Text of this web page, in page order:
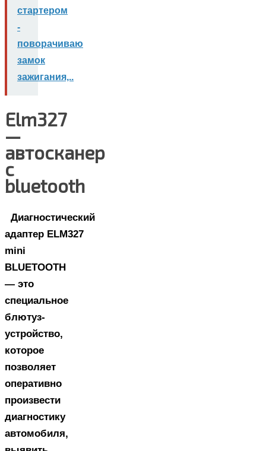
стартером
-
поворачиваю
замок
зажигания,..
Elm327
—
автосканер
с
bluetooth
Диагностический
адаптер ELM327
mini
BLUETOOTH
— это
специальное
блютуз-
устройство,
которое
позволяет
оперативно
произвести
диагностику
автомобиля,